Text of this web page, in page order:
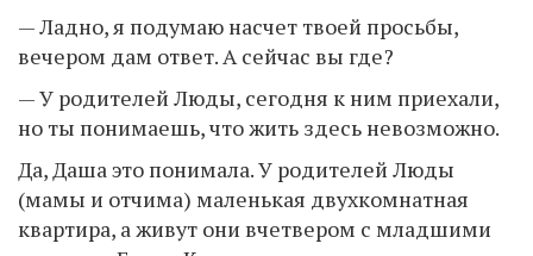
— Ладно, я подумаю насчет твоей просьбы,
вечером дам ответ. А сейчас вы где?
— У родителей Люды, сегодня к ним приехали,
но ты понимаешь, что жить здесь невозможно.
Да, Даша это понимала. У родителей Люды
(мамы и отчима) маленькая двухкомнатная
квартира, а живут они вчетвером с младшими